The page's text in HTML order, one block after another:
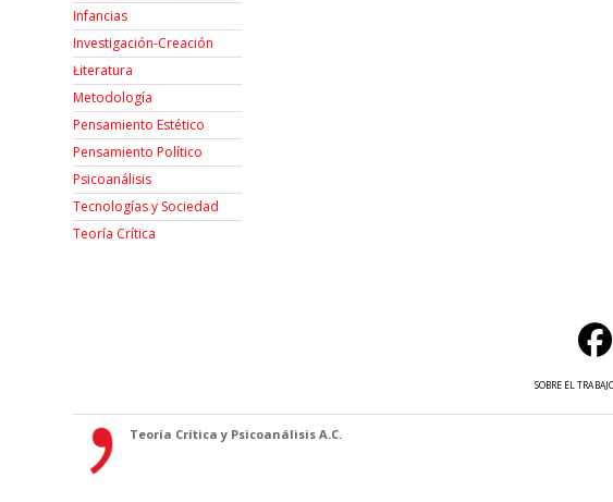
Infancias
Investigación-Creación
Łiteratura
Metodología
Pensamiento Estético
Pensamiento Político
Psicoanálisis
Tecnologías y Sociedad
Teoría Crítica
SOBRE EL
Teoría Crítica y Psicoanálisis A.C.